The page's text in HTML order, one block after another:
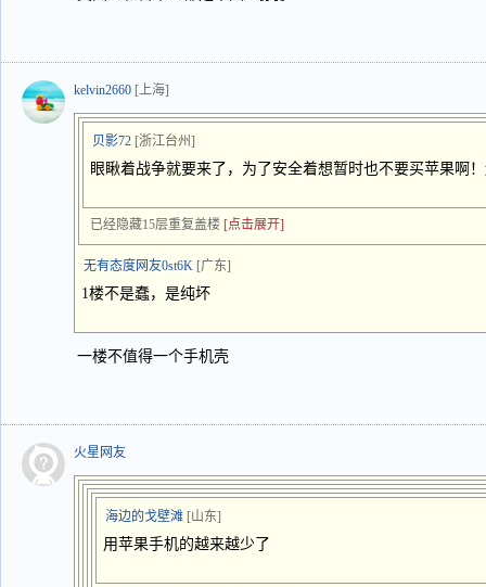
kelvin2660 [上海]
贝影72 [浙江台州]
眼瞅着战争就要来了，为了安全着想暂时也不要买苹果啊
已经隐藏15层重复盖楼 [点击展开]
无有态度网友0st6K [广东]
1楼不是蠢，是纯坏
一楼不值得一个手机壳
火星网友
海边的戈壁滩 [山东]
用苹果手机的越来越少了